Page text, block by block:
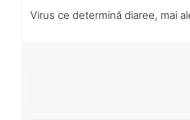
Virus ce determină diaree, mai